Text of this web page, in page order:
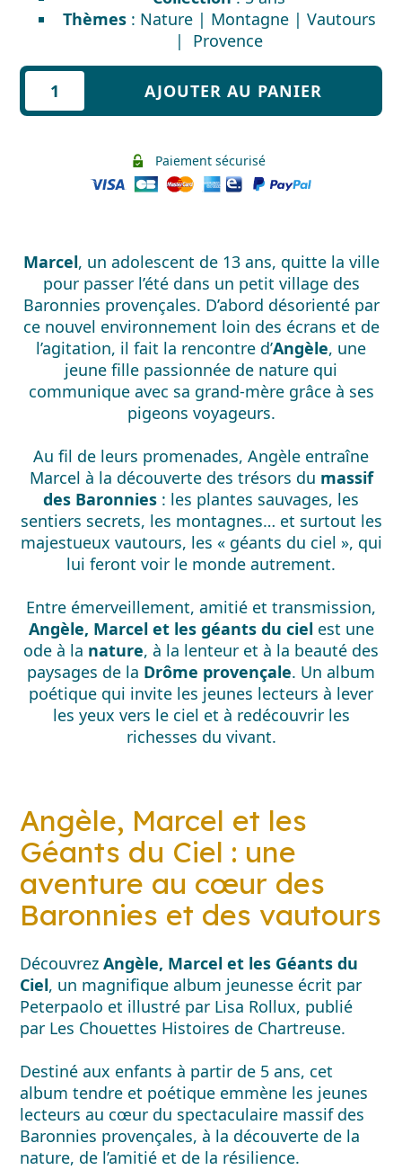
Thèmes: Nature | Montagne | Vautours
| Provence
quantité
de
Ciel
AJOUTER AU PANIER
Paiement sécurisé
Marcel, un adolescent de 13 ans, quitte la ville
pour passer l’été dans un petit village des
Baronnies provençales. D’abord désorienté par
ce nouvel environnement loin des écrans et de
l’agitation, il fait la rencontre d’Angèle, une
jeune fille passionnée de nature qui
communique avec sa grand-mère grâce à ses
pigeons voyageurs.
Au fil de leurs promenades, Angèle entraîne
Marcel à la découverte des trésors du massif
des Baronnies : les plantes sauvages, les
sentiers secrets, les montagnes… et surtout les
majestueux vautours, les « géants du ciel », qui
lui feront voir le monde autrement.
Entre émerveillement, amitié et transmission,
Angèle, Marcel et les géants du cielest une
ode à la nature, à la lenteur et à la beauté des
paysages de la Drôme provençale. Un album
poétique qui invite les jeunes lecteurs à lever
les yeux vers le ciel et à redécouvrir les
richesses du vivant.
Angèle, Marcel et les
Géants du Ciel : une
aventure au cœur des
Baronnies et des vautours
DécouvrezAngèle, Marcel et les Géants du
Ciel, un magnifique album jeunesse écrit par
Peterpaolo et illustré par Lisa Rollux, publié
par Les Chouettes Histoires de Chartreuse.
Destiné aux enfants à partir de 5 ans, cet
album tendre et poétique emmène les jeunes
lecteurs au cœur du spectaculaire massif des
Baronnies provençales, à la découverte de la
nature, de l’amitié et de la résilience.